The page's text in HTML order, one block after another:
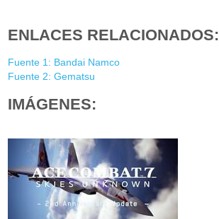
ENLACES RELACIONADOS:
Fuente 1: Bandai Namco
Fuente 2: Gematsu
IMÁGENES: